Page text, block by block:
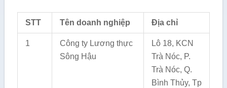
STT Tên doanh nghiệp Địa chỉ
1
Công ty Lương thực
Sông Hậu
Lô 18, KCN
Trà Nóc, P.
Trà Nóc, Q.
Bình Thủy, Tp